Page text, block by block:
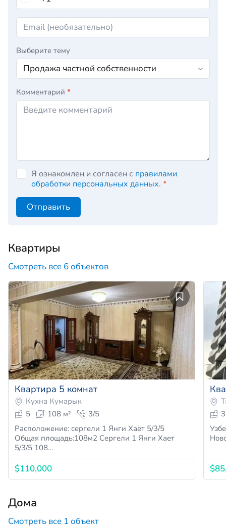
Выберите тему
Комментарий *
Я ознакомлен и согласен с правилами
обработки персональных данных. *
Отправить
Квартиры
Смотреть все 6 объектов
Квартира 5 комнат
Кухна Кумарык
5
108 м²
3/5
Расположение: сергели 1 Янги Хаёт 5/3/5
Общая площадь:108м2 Сергели 1 Янги Хает
5/3/5 108…
$110,000
3
Дома
Смотреть все 1 объект